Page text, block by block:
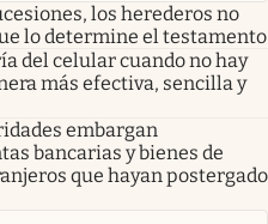
los herederos no
lo determine el testamento
del celular cuando no hay
más efectiva, sencilla y
embargan
bancarias y bienes de
que hayan postergado